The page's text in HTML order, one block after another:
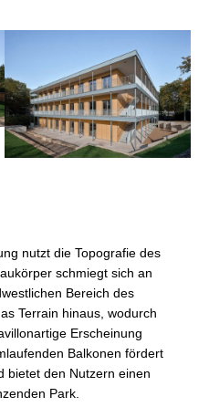
nutzt die Topografie des
schmiegt sich an
Bereich des
Terrain hinaus, wodurch
Erscheinung
Balkonen fördert
bietet den Nutzern einen
Park.